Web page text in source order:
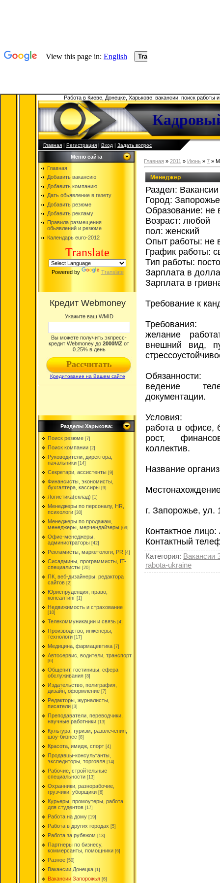
Работа в Киеве, Донецке, Харькове: вакансии, поиск работы
Главная|Регистрация|Вход|Задать вопрос
Меню сайта
Главная
Добавить вакансию
Добавить компанию
Дать обьявление в газету
Добавить резюме
Добавить рекламу
Правила размещения
обьявлений и резюме
Календарь euro-2012
Translate
Powered by Translate
Разделы Харькова:
Поиск резюме [7]
Поиск компании [2]
Руководители, директора,
начальники [14]
Секретари, ассистенты [9]
Финансисты, экономисты,
бухгалтера, кассиры [9]
Логистика(склад) [1]
Менеджеры по персоналу, HR,
психологи [30]
Менеджеры по продажам,
менеджеры, мерчендайзеры [69]
Офис-менеджеры,
администраторы [42]
Рекламисты, маркетологи, PR [4]
Сисадмины, программисты, IT-
специалисты [20]
ПК, веб-дизайнеры, редактора
сайтов [2]
Юриспруденция, право,
консалтинг [1]
Недвижимость и страхование
[10]
Телекоммуникации и связь [4]
Производство, инженеры,
технологи [17]
Медицина, фармацевтика [7]
Автосервис, водители, транспорт
[6]
Общепит, гостиницы, сфера
обслуживания [8]
Издательство, полиграфия,
дизайн, оформление [7]
Редакторы, журналисты,
писатели [3]
Преподаватели, переводчики,
научные работники [13]
Культура, туризм, развлечения,
шоу-бизнес [8]
Красота, имидж, спорт [4]
Продавцы-консультанты,
экспедиторы, торговля [14]
Рабочие, стройтельные
специальности [13]
Охранники, разнорабочие,
грузчики, уборщики [6]
Курьеры, промоутеры, работа
для студентов [17]
Работа на дому [19]
Работа в других городах [5]
Работа за рубежом [13]
Партнеры по бизнесу,
коммерсанты, помощники [6]
Разное [50]
Вакансии Донецка [1]
Вакансии Запорожья [6]
Главная » 2011 » Июнь » 7 »
Менеджер
Раздел:
Город: Запорожье
Образование: не
Возраст: любой
пол: женский
Опыт работы: не
График работы:
Тип работы:
Зарплата в
Зарплата в
Требование к
Требования:
желание
внешний вид,
Обязанности:
ведение
документации.
Условия:
работа в офисе,
рост,
коллектив.
Название
г. Запорожье, ул.
Контактное
Контактный
Категория: Вакансии
rabota-ukraine